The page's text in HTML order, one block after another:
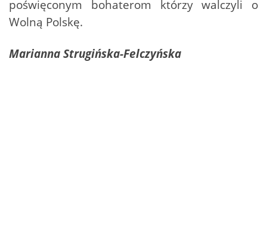
poświęconym bohaterom którzy walczyli o
Wolną Polskę.
Marianna Strugińska-Felczyńska